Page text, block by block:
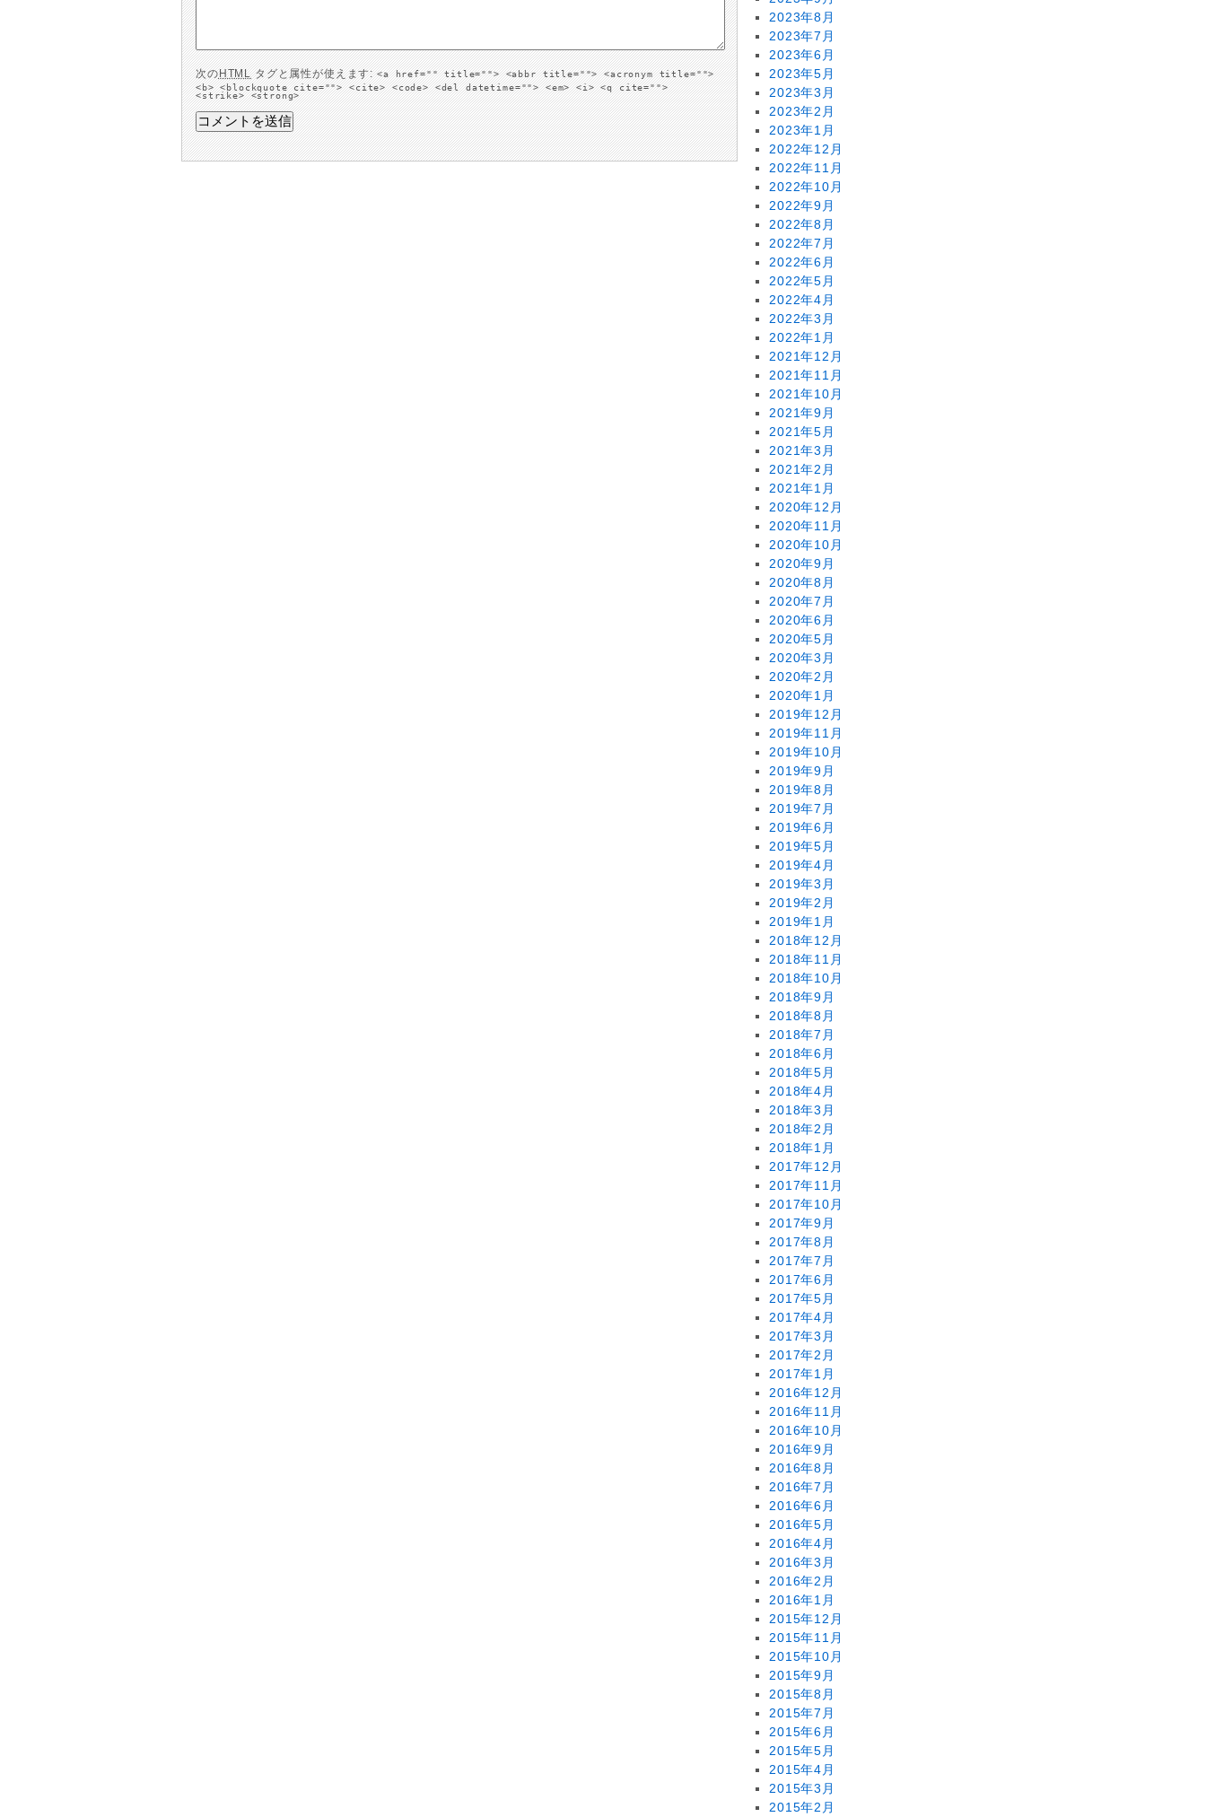
次のHTMLタグと属性が使えます:<a href="" title=""> <abbr title=""> <acronym title="">
<b> <blockquote cite=""> <cite> <code> <del datetime=""> <em> <i> <q cite="">
<strike> <strong>
2023年8月
2023年7月
2023年6月
2023年5月
2023年3月
2023年2月
2023年1月
2022年12月
2022年11月
2022年10月
2022年9月
2022年8月
2022年7月
2022年6月
2022年5月
2022年4月
2022年3月
2022年1月
2021年12月
2021年11月
2021年10月
2021年9月
2021年5月
2021年3月
2021年2月
2021年1月
2020年12月
2020年11月
2020年10月
2020年9月
2020年8月
2020年7月
2020年6月
2020年5月
2020年3月
2020年2月
2020年1月
2019年12月
2019年11月
2019年10月
2019年9月
2019年8月
2019年7月
2019年6月
2019年5月
2019年4月
2019年3月
2019年2月
2019年1月
2018年12月
2018年11月
2018年10月
2018年9月
2018年8月
2018年7月
2018年6月
2018年5月
2018年4月
2018年3月
2018年2月
2018年1月
2017年12月
2017年11月
2017年10月
2017年9月
2017年8月
2017年7月
2017年6月
2017年5月
2017年4月
2017年3月
2017年2月
2017年1月
2016年12月
2016年11月
2016年10月
2016年9月
2016年8月
2016年7月
2016年6月
2016年5月
2016年4月
2016年3月
2016年2月
2016年1月
2015年12月
2015年11月
2015年10月
2015年9月
2015年8月
2015年7月
2015年6月
2015年5月
2015年4月
2015年3月
2015年2月